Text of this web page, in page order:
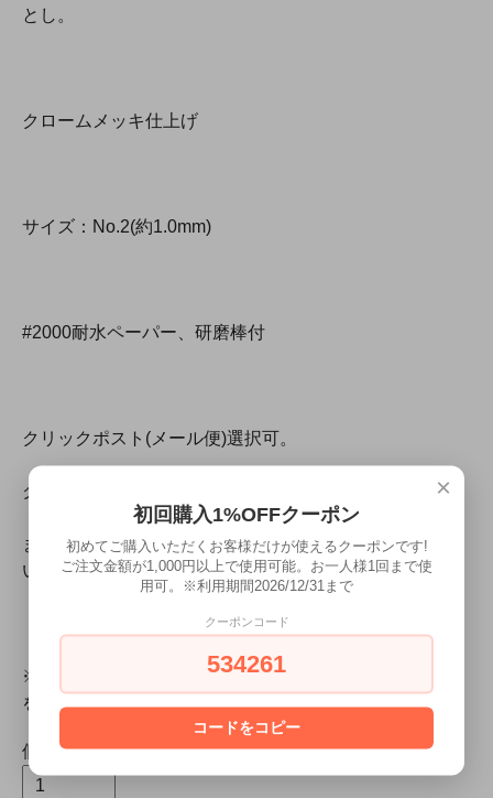
とし。
クロームメッキ仕上げ
サイズ：No.2(約1.0mm)
#2000耐水ペーパー、研磨棒付
クリックポスト(メール便)選択可。
クリックポスト(メール便)は、代金引換不可です。
また、不達・紛失等、郵便事故の際の内容品補償はござ
いませんので、ご了承願います。
※切れ味が鈍くなった時は、研ぎ棒の上に耐水ペーパー
をのせてお手入れします。
個数
×
初回購入1%OFFクーポン
初めてご購入いただくお客様だけが使えるクーポンです!
ご注文金額が1,000円以上で使用可能。お一人様1回まで使
用可。※利用期間2026/12/31まで
クーポンコード
534261
コードをコピー